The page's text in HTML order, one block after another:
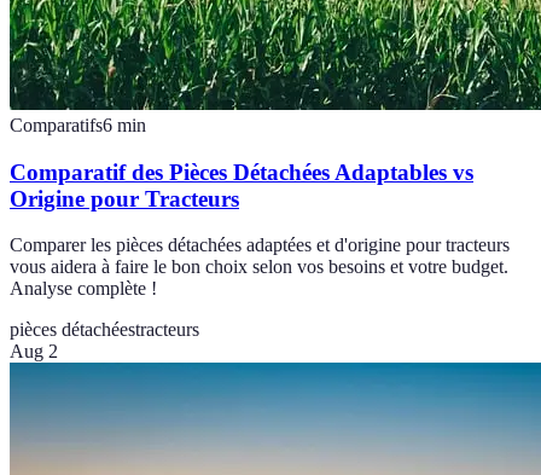
Comparatifs6 min
Comparatif des Pièces Détachées Adaptables vs
Origine pour Tracteurs
Comparer les pièces détachées adaptées et d'origine pour tracteurs
vous aidera à faire le bon choix selon vos besoins et votre budget.
Analyse complète !
pièces détachéestracteurs
Aug 2